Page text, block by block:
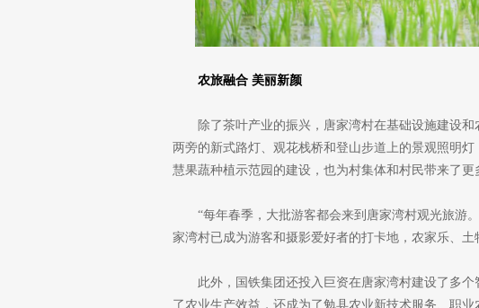
农旅融合 美丽新颜
除了茶叶产业的振兴，唐家湾村在基础设施建设
两旁的新式路灯、观花栈桥和登山步道上的景观照明
慧果蔬种植示范园的建设，也为村集体和村民带来了更
“每年春季，大批游客都会来到唐家湾村观光旅游
家湾村已成为游客和摄影爱好者的打卡地，农家乐、土
此外，国铁集团还投入巨资在唐家湾村建设了多
了农业生产效益，还成为了勉县农业新技术服务、职